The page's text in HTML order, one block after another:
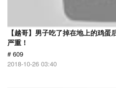
【越哥】男子吃了掉在地上的鸡
严重！
# 609
2018-10-26 03:40